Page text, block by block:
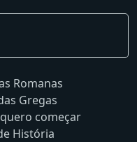
Romanas
Gregas
começar
História